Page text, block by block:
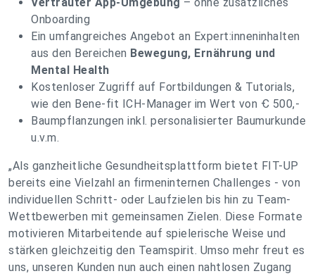
Onboarding
Ein umfangreiches Angebot an Expert:inneninhalten
aus den Bereichen Bewegung, Ernährung und
Mental Health
Kostenloser Zugriff auf Fortbildungen & Tutorials,
wie den Bene-fit ICH-Manager im Wert von Ꞓ 500,-
Baumpflanzungen inkl. personalisierter Baumurkunde
u.v.m.
„Als ganzheitliche Gesundheitsplattform bietet FIT-UP
bereits eine Vielzahl an firmeninternen Challenges - von
individuellen Schritt- oder Laufzielen bis hin zu Team-
Wettbewerben mit gemeinsamen Zielen. Diese Formate
motivieren Mitarbeitende auf spielerische Weise und
stärken gleichzeitig den Teamspirit. Umso mehr freut es
uns, unseren Kunden nun auch einen nahtlosen Zugang